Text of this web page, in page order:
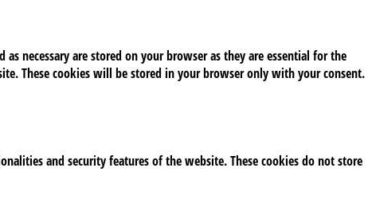
necessary are stored on your browser as they are essential for the
These cookies will be stored in your browser only with your consent.
and security features of the website. These cookies do not store